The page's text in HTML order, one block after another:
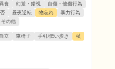
食 幻覚・錯視
自傷・他傷行為
昼夜逆転 物忘れ
暴力行為
その他
自立 車椅子 手引/伝い歩き
杖